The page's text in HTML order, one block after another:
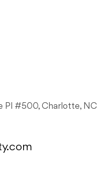
Pl #500, Charlotte, NC